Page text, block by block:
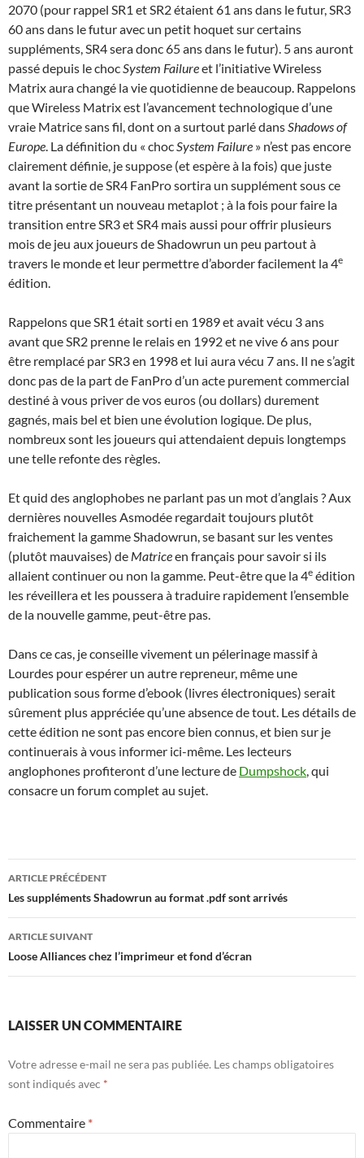
2070 (pour rappel SR1 et SR2 étaient 61 ans dans le futur, SR3
60 ans dans le futur avec un petit hoquet sur certains
suppléments, SR4 sera donc 65 ans dans le futur). 5 ans auront
passé depuis le chocSystem Failureet l’initiativeWireless
Matrixaura changé la vie quotidienne de beaucoup. Rappelons
queWireless Matrixest l’avancement technologique d’une
vraie Matrice sans fil, dont on a surtout parlé dansShadows of
Europe. La définition du « chocSystem Failure » n’est pas encore
clairement définie, je suppose (et espère à la fois) que juste
avant la sortie de SR4 FanPro sortira un supplément sous ce
titre présentant un nouveau metaplot ; à la fois pour faire la
transition entre SR3 et SR4 mais aussi pour offrir plusieurs
mois de jeu aux joueurs de Shadowrun un peu partout à
travers le monde et leur permettre d’aborder facilement la 4e
édition.
Rappelons que SR1 était sorti en 1989 et avait vécu 3 ans
avant que SR2 prenne le relais en 1992 et ne vive 6 ans pour
être remplacé par SR3 en 1998 et lui aura vécu 7 ans. Il ne s’agit
donc pas de la part de FanPro d’un acte purement commercial
destiné à vous priver de vos euros (ou dollars) durement
gagnés, mais bel et bien une évolution logique. De plus,
nombreux sont les joueurs qui attendaient depuis longtemps
une telle refonte des règles.
Et quid des anglophobes ne parlant pas un mot d’anglais ? Aux
dernières nouvelles Asmodée regardait toujours plutôt
fraichement la gamme Shadowrun, se basant sur les ventes
(plutôt mauvaises) de Matriceen français pour savoir si ils
allaient continuer ou non la gamme. Peut-être que la 4e édition
les réveillera et les poussera à traduire rapidement l’ensemble
de la nouvelle gamme, peut-être pas.
Dans ce cas, je conseille vivement un pélerinage massif à
Lourdes pour espérer un autre repreneur, même une
publication sous forme d’ebook (livres électroniques) serait
sûrement plus appréciée qu’une absence de tout. Les détails de
cette édition ne sont pas encore bien connus, et bien sur je
continuerais à vous informer ici-même. Les lecteurs
anglophones profiteront d’une lecture de Dumpshock, qui
consacre un forum complet au sujet.
Navigation
des
articles
ARTICLE PRÉCÉDENT
Les suppléments Shadowrun au format .pdf sont arrivés
ARTICLE SUIVANT
Loose Alliances chez l’imprimeur et fond d’écran
LAISSER UN COMMENTAIRE
Votre adresse e-mail ne sera pas publiée. Les champs obligatoires
sont indiqués avec *
Commentaire *